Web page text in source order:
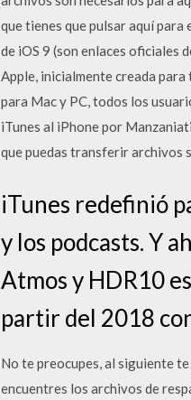
que tienes que pulsar aquí
de iOS 9 (son enlaces oficiales
Apple, inicialmente creada
para Mac y PC, todos los
iTunes al iPhone por
que puedas transferir archivos
iTunes redefinió
y los podcasts. Y
Atmos y HDR10
partir del 2018
No te preocupes, al siguiente
encuentres los archivos de